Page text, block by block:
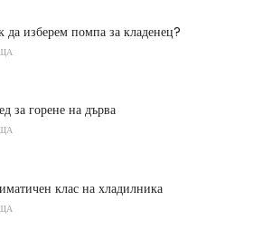
да изберем помпа за кладенец?
за горене на дърва
клас на хладилника